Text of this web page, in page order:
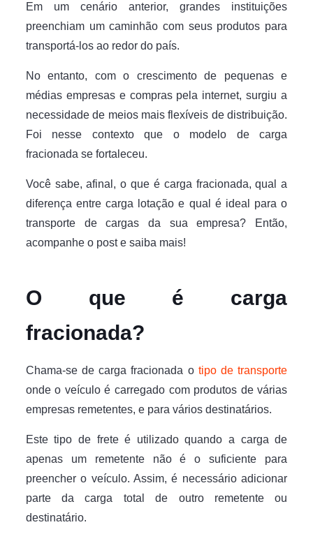
Em um cenário anterior, grandes instituições
preenchiam um caminhão com seus produtos para
transportá-los ao redor do país.
No entanto, com o crescimento de pequenas e
médias empresas e compras pela internet, surgiu a
necessidade de meios mais flexíveis de distribuição.
Foi nesse contexto que o modelo de carga
fracionada se fortaleceu.
Você sabe, afinal, o que é carga fracionada, qual a
diferença entre carga lotação e qual é ideal para o
transporte de cargas da sua empresa? Então,
acompanhe o post e saiba mais!
O que é carga
fracionada?
Chama-se de carga fracionada otipo de transporte
onde o veículo é carregado com produtos de várias
empresas remetentes, e para vários destinatários.
Este tipo de frete é utilizado quando a carga de
apenas um remetente não é o suficiente para
preencher o veículo. Assim, é necessário adicionar
parte da carga total de outro remetente ou
destinatário.